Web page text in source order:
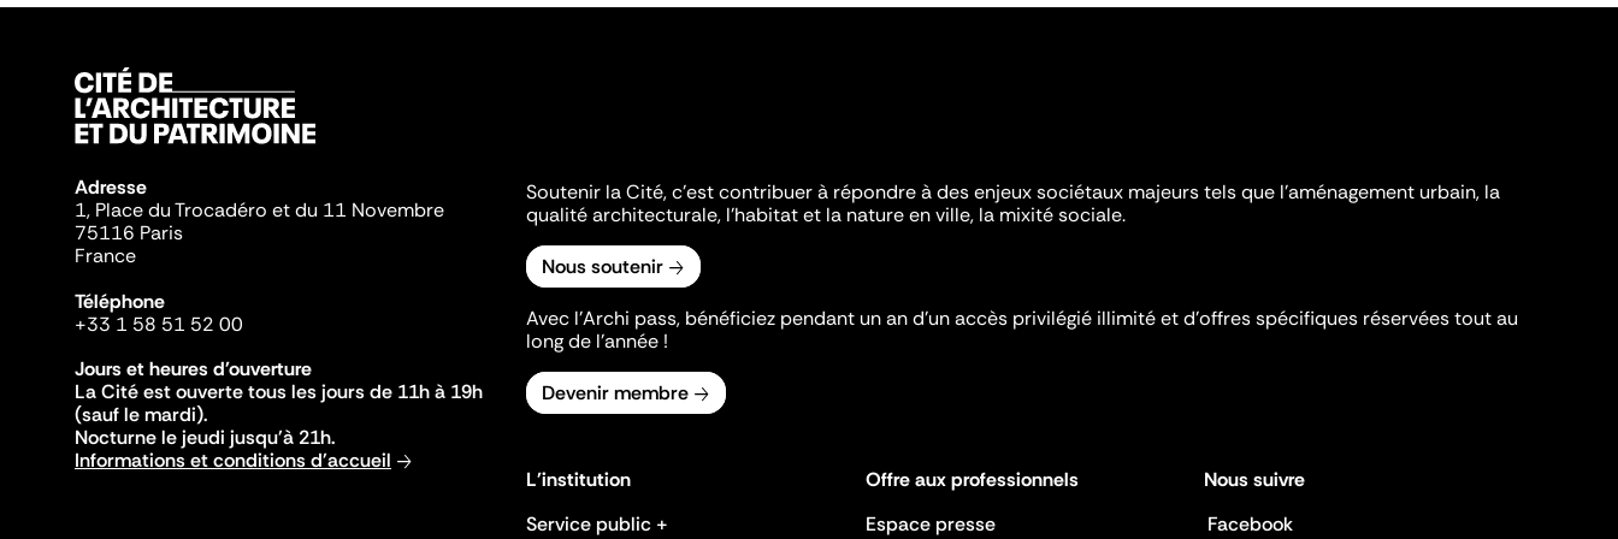
Adresse
1, Place du Trocadéro et du 11 Novembre
75116 Paris
France
Téléphone
+33 1 58 51 52 00
Jours et heures d'ouverture
La Cité est ouverte tous les jours de 11h à 19h
(sauf le mardi).
Nocturne le jeudi jusqu'à 21h.
Informations et conditions d'accueil
Soutenir la Cité, c'est contribuer à répondre à des enjeux sociétaux majeurs tels que l'aménagement urbain, la
qualité architecturale, l'habitat et la nature en ville, la mixité sociale.
Nous soutenir
Avec l’Archi pass, bénéficiez pendant un an d’un accès privilégié illimité et d’offres spécifiques réservées tout au
long de l’année !
Devenir membre
L'institution
Service public +
Offre aux professionnels
Espace presse
Nous suivre
Facebook